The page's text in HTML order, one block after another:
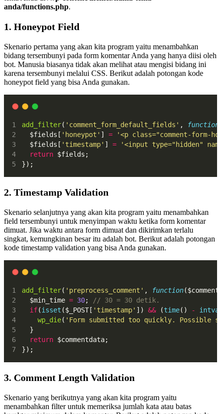
anda/functions.php.
1. Honeypot Field
Skenario pertama yang akan kita program yaitu menambahkan
bidang tersembunyi pada form komentar Anda yang hanya diisi oleh
bot. Manusia biasanya tidak akan melihat atau mengisi bidang ini
karena tersembunyi melalui CSS. Berikut adalah potongan kode
honeypot field yang bisa Anda gunakan.
add_filter( 'comment_form_default_fields' , function
  $fields[
'honeypot' ] =
'<p class="comment-form-
  $fields[
'timestamp' ] =
'<input type="hidden"
return $fields;
});
2. Timestamp Validation
Skenario selanjutnya yang akan kita program yaitu menambahkan
field tersembunyi untuk menyimpan waktu ketika form komentar
dimuat. Jika waktu antara form dimuat dan dikirimkan terlalu
singkat, kemungkinan besar itu adalah bot. Berikut adalah potongan
kode timestamp validation yang bisa Anda gunakan.
add_filter( 'preprocess_comment' , function
  $min_time
= 30;
// 30 = 30 detik.
if(isset ($_POST[ 'timestamp' ]) && (time() -
wp_die( 'Form submitted too quickly. Possible
  }
return $commentdata;
});
3. Comment Length Validation
Skenario yang berikutnya yang akan kita program yaitu
menambahkan filter untuk memeriksa jumlah kata atau batas